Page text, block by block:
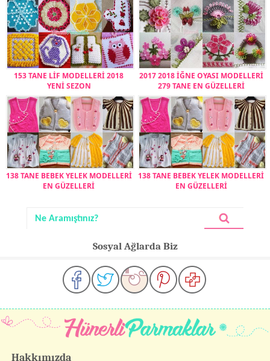
153 TANE LİF MODELLERİ 2018
YENİ SEZON
2017 2018 İĞNE OYASI MODELLERİ
279 TANE EN GÜZELLERİ
138 TANE BEBEK YELEK MODELLERİ
EN GÜZELLERİ
138 TANE BEBEK YELEK MODELLERİ
EN GÜZELLERİ
Sosyal Ağlarda Biz
Hakkımızda